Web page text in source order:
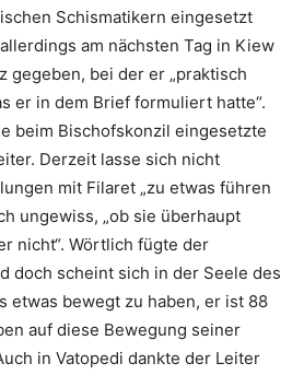
Schismatikern eingesetzt
am nächsten Tag in Kiew
gegeben, bei der er „praktisch
er in dem Brief formuliert hatte“.
beim Bischofskonzil eingesetzte
Derzeit lasse sich nicht
mit Filaret „zu etwas führen
ungewiss, „ob sie überhaupt
nicht“. Wörtlich fügte der
doch scheint sich in der Seele des
etwas bewegt zu haben, er ist 88
auf diese Bewegung seiner
in Vatopedi dankte der Leiter